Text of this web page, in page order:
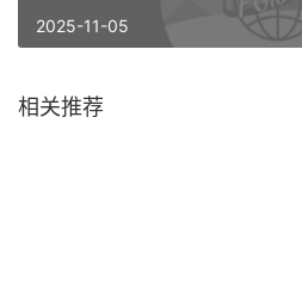
2025-11-05
相关推荐